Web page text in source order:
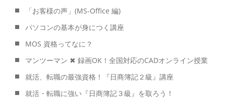
「お客様の声」(MS-Office 編)
パソコンの基本が身につく講座
MOS 資格ってなに？
マンツーマン ✖ 録画OK！全国対応のCADオンライン授業
就活、転職の最強資格！『日商簿記２級』講座
就活・転職に強い『日商簿記３級』を取ろう！